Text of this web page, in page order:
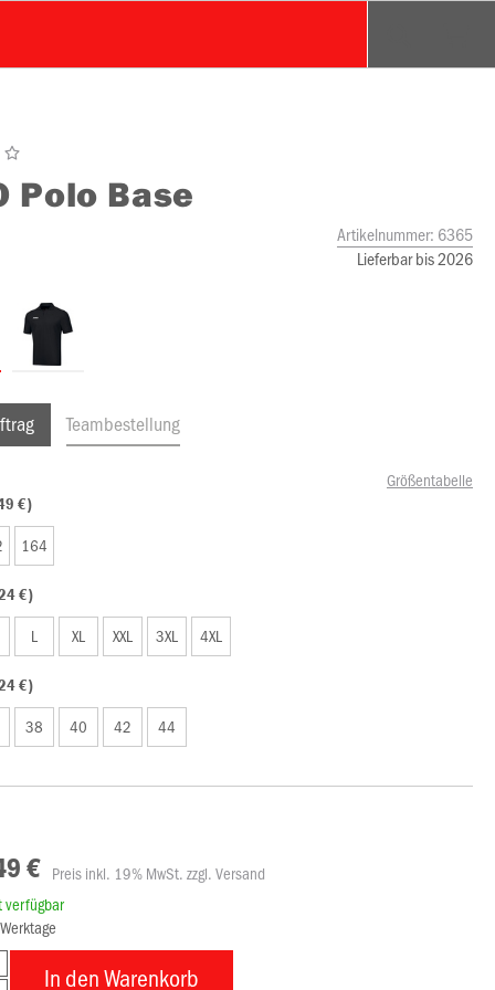
Polo Base
Artikelnummer: 6365
Lieferbar bis 2026
Teambestellung
Größentabelle
€)
164
€)
L XL XXL 3XL 4XL
€)
38 40 42 44
€ Preis inkl. 19% MwSt. zzgl. Versand
verfügbar
In den Warenkorb